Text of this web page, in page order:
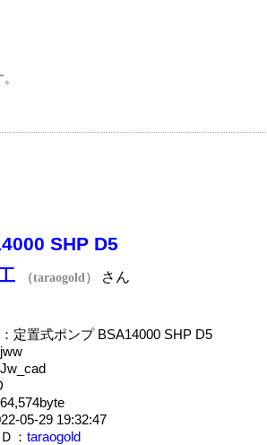
SHP D5
（taraogold）
さん
定置式ポンプ BSA14000 SHP D5
05-29 19:32:47
： taraogold